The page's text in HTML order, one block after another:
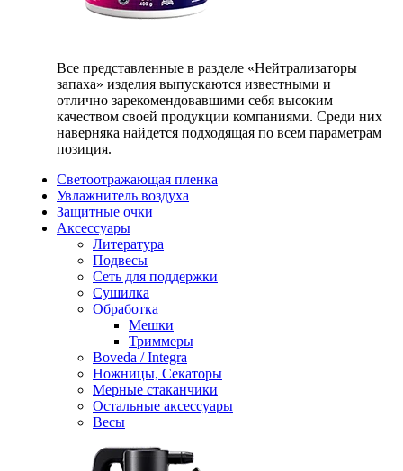
Все представленные в разделе «Нейтрализаторы
запаха» изделия выпускаются известными и
отлично зарекомендовавшими себя высоким
качеством своей продукции компаниями. Среди них
наверняка найдется подходящая по всем параметрам
позиция.
Светоотражающая пленка
Увлажнитель воздуха
Защитные очки
Аксессуары
Литература
Подвесы
Сеть для поддержки
Сушилка
Обработка
Мешки
Триммеры
Boveda / Integra
Ножницы, Секаторы
Мерные стаканчики
Остальные аксессуары
Весы